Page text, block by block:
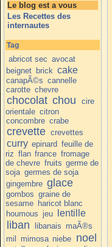
Le blog est a vous
Les Recettes des
internautes
Tag
abricot sec avocat
beignet brick cake
canapÃ©s cannelle
carotte chevre
chocolat chou
cire
orientale citron
concombre crabe
crevette crevettes
curry epinard feuille de
riz flan france fromage
de chevre fruits germe de
soja germes de soja
gingembre glace
gombos graine de
sesame haricot blanc
houmous jeu lentille
liban libanais maÃ®s
mil mimosa niebe noel